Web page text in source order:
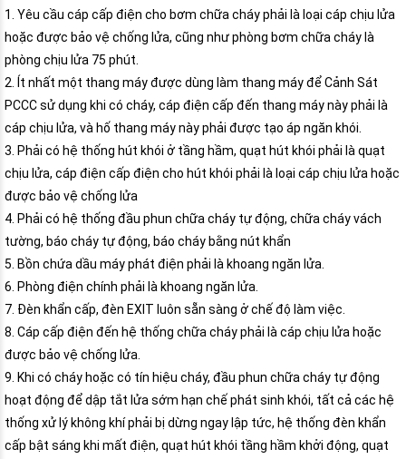
1. Yêu cầu cáp cấp điện cho bơm chữa cháy phải là loại cáp chịu lửa
hoặc được bảo vệ chống lửa, cũng như phòng bơm chữa cháy là
phòng chịu lửa 75 phút.
2. Ít nhất một thang máy được dùng làm thang máy để Cảnh Sát
PCCC sử dụng khi có cháy, cáp điện cấp đến thang máy này phải là
cáp chịu lửa, và hố thang máy này phải được tạo áp ngăn khói.
3. Phải có hệ thống hút khói ở tầng hầm, quạt hút khói phải là quạt
chịu lửa, cáp điện cấp điện cho hút khói phải là loại cáp chịu lửa hoặc
được bảo vệ chống lửa
4. Phải có hệ thống đầu phun chữa cháy tự động, chữa cháy vách
tường, báo cháy tự động, báo cháy bằng nút khẩn
5. Bồn chứa dầu máy phát điện phải là khoang ngăn lửa.
6. Phòng điện chính phải là khoang ngăn lửa.
7. Đèn khẩn cấp, đèn EXIT luôn sẵn sàng ở chế độ làm việc.
8. Cáp cấp điện đến hệ thống chữa cháy phải là cáp chịu lửa hoặc
được bảo vệ chống lửa.
9. Khi có cháy hoặc có tín hiệu cháy, đầu phun chữa cháy tự động
hoạt động để dập tắt lửa sớm hạn chế phát sinh khói, tất cả các hệ
thống xử lý không khí phải bị dừng ngay lập tức, hệ thống đèn khẩn
cấp bật sáng khi mất điện, quạt hút khói tầng hầm khởi động, quạt